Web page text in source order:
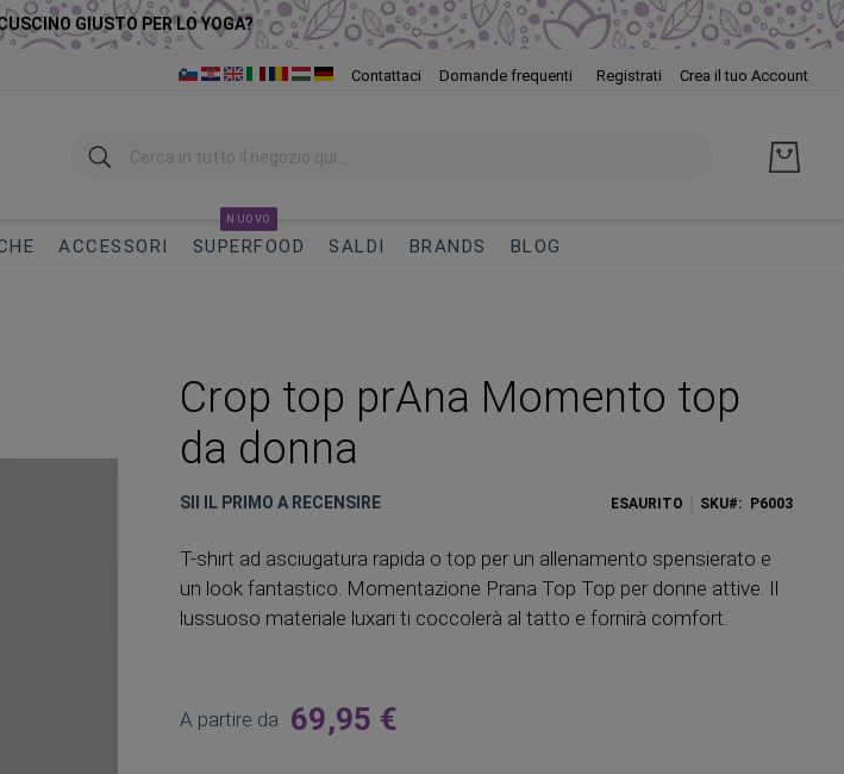
GIUSTO PER LO YOGA?
al
Contattaci Domande frequenti Registrati Crea il tuo Account
Ricerca
ACCESSORI SUPERFOOD
NUOVO
SALDI BRANDS BLOG
Crop top prAna Momento top
da donna
SII IL PRIMO A RECENSIRE ESAURITO SKU P6003
T-shirt ad asciugatura rapida o top per un allenamento spensierato e
un look fantastico. Momentazione Prana Top Top per donne attive. Il
lussuoso materiale luxari ti coccolerà al tatto e fornirà comfort.
A partire da 69,95 €